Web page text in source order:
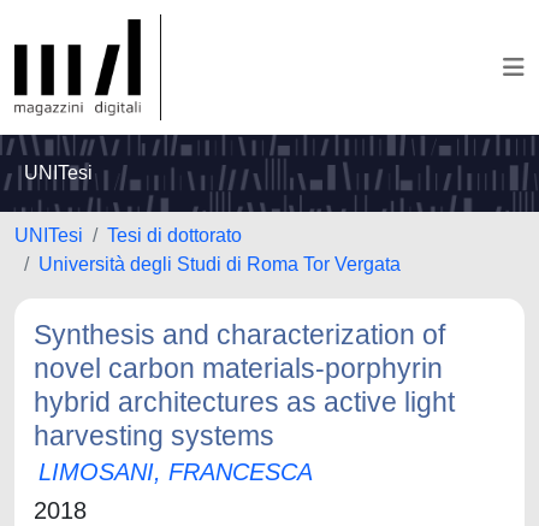
UNITesi
UNITesi
Tesi di dottorato
Università degli Studi di Roma Tor Vergata
Synthesis and characterization of
novel carbon materials-porphyrin
hybrid architectures as active light
harvesting systems
LIMOSANI, FRANCESCA
2018